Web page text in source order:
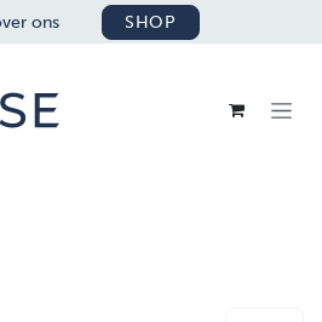
ons SHOP